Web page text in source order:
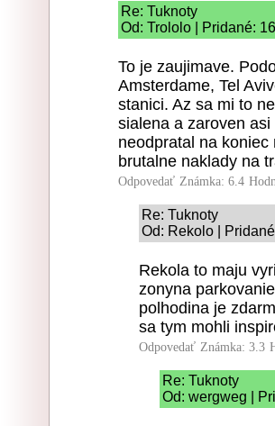
Re: Tuknoty
Od: Trololo | Pridané:
To je zaujimave.
Amsterdame, Tel
stanici. Az sa mi to
sialena a zaroven
neodpratal na
brutalne naklady na
Odpovedať Známka: 6.4
Re: Tuknoty
Od: Rekolo |
Rekola to maju
zonyna
polhodina je
sa tym mohli
Odpovedať Známka: 3.3
Re: Tuknoty
Od: wergweg |